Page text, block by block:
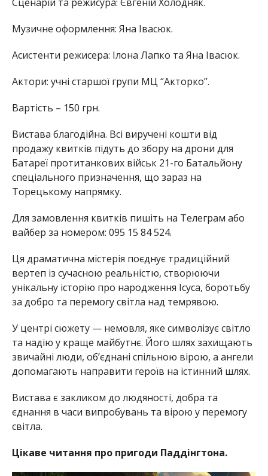
Музичне оформлення: Яна Івасюк.
Асистенти режисера: Ілона Лапко та Яна Івасюк.
Актори: учні старшої групи МЦ “Акторко”.
Вартість – 150 грн.
Вистава благодійна. Всі виручені кошти від
продажу квитків підуть до збору на дрони для
Батареї протитанкових військ 21-го Батальйону
спеціального призначення, що зараз на
Торецькому напрямку.
Для замовлення квитків пишіть на Телеграм або
вайбер за номером: 095 15 84 524.
Ця драматична містерія поєднує традиційний
вертеп із сучасною реальністю, створюючи
унікальну історію про народження Ісуса, боротьбу
за добро та перемогу світла над темрявою.
У центрі сюжету — немовля, яке символізує світло
та надію у краще майбутнє. Його шлях захищають
звичайні люди, об’єднані спільною вірою, а ангели
допомагають направити героїв на істинний шлях.
Вистава є закликом до людяності, добра та
єднання в часи випробувань та вірою у перемогу
світла.
Цікаве читання про пригоди Паддінгтона.